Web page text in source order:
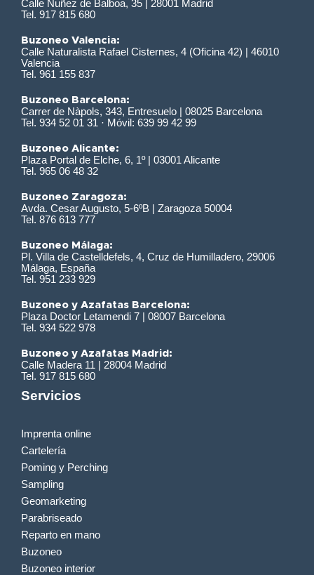
Calle Nuñez de Balboa, 35 | 28001 Madrid
Tel. 917 815 680
Buzoneo Valencia:
Calle Naturalista Rafael Cisternes, 4 (Oficina 42) | 46010
Valencia
Tel. 961 155 837
Buzoneo Barcelona:
Carrer de Nàpols, 343, Entresuelo | 08025 Barcelona
Tel. 934 52 01 31 · Móvil: 639 99 42 99
Buzoneo Alicante:
Plaza Portal de Elche, 6, 1º | 03001 Alicante
Tel. 965 06 48 32
Buzoneo Zaragoza:
Avda. Cesar Augusto, 5-6ºB | Zaragoza 50004
Tel. 876 613 777
Buzoneo Málaga:
Pl. Villa de Castelldefels, 4, Cruz de Humilladero, 29006
Málaga, España
Tel. 951 233 929
Buzoneo y Azafatas Barcelona:
Plaza Doctor Letamendi 7 | 08007 Barcelona
Tel. 934 522 978
Buzoneo y Azafatas Madrid:
Calle Madera 11 | 28004 Madrid
Tel. 917 815 680
Servicios
Imprenta online
Cartelería
Poming y Perching
Sampling
Geomarketing
Parabriseado
Reparto en mano
Buzoneo
Buzoneo interior